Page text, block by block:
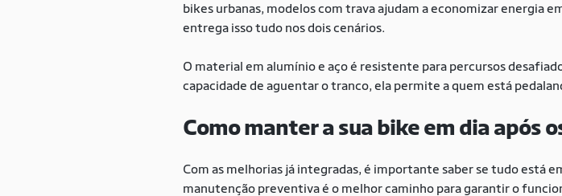
bikes urbanas, modelos com trava ajudam a economizar energia
entrega isso tudo nos dois cenários.
O material em alumínio e aço é resistente para percursos
capacidade de aguentar o tranco, ela permite a quem está
Como manter a sua bike em dia após
Com as melhorias já integradas, é importante saber se tudo está
manutenção preventiva é o melhor caminho para garantir o